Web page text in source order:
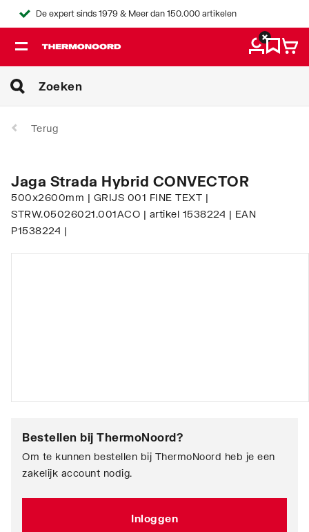
De expert sinds 1979 & Meer dan 150.000 artikelen
Terug
Jaga Strada Hybrid CONVECTOR
500x2600mm | GRIJS 001 FINE TEXT |
STRW.05026021.001ACO | artikel 1538224 | EAN
P1538224 |
Bestellen bij ThermoNoord?
Om te kunnen bestellen bij ThermoNoord heb je een
zakelijk account nodig.
Inloggen